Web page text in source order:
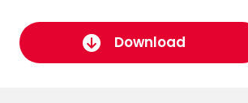
Download